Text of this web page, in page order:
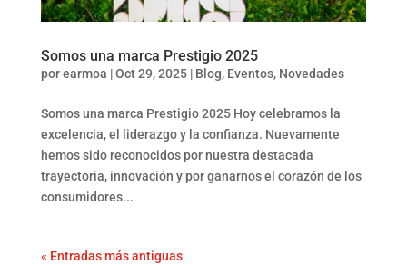
Somos una marca Prestigio 2025
porearmoa |Oct 29, 2025| Blog, Eventos, Novedades
Somos una marca Prestigio 2025 Hoy celebramos la
excelencia, el liderazgo y la confianza. Nuevamente
hemos sido reconocidos por nuestra destacada
trayectoria, innovación y por ganarnos el corazón de los
consumidores...
« Entradas más antiguas